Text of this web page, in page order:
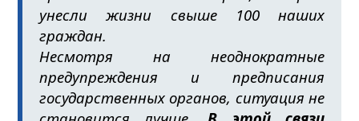
унесли жизни свыше 100 наших
граждан.
Несмотря на неоднократные
предупреждения и предписания
государственных органов, ситуация не